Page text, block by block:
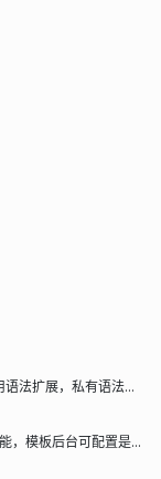
可能会考虑先加流程图和数学公式之类的通用语法扩展，私有语法后面再加。
模板里是否考虑新增一些 Markdown 扩展功能，模板后台可配置是否开启...